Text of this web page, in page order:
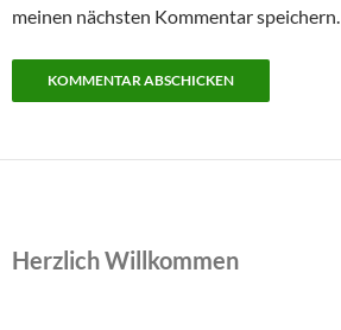
meinen nächsten Kommentar speichern.
Herzlich Willkommen